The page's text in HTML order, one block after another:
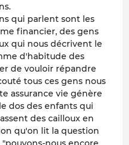
qui parlent sont les
financier, des gens
qui nous décrivent le
d'habitude des
de vouloir répandre
tous ces gens nous
assurance vie génère
dos des enfants qui
des cailloux en
qu'on lit la question